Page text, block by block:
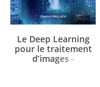
Le Deep Learning
pour le traitement
d’images -